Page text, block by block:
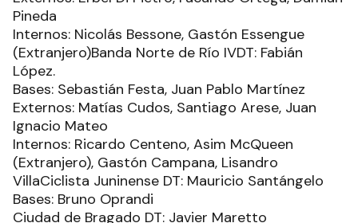
Pineda
Internos: Nicolás Bessone, Gastón Essengue
(Extranjero)Banda Norte de Río IVDT: Fabián
López.
Bases: Sebastián Festa, Juan Pablo Martínez
Externos: Matías Cudos, Santiago Arese, Juan
Ignacio Mateo
Internos: Ricardo Centeno, Asim McQueen
(Extranjero), Gastón Campana, Lisandro
VillaCiclista Juninense DT: Mauricio Santángelo
Bases: Bruno Oprandi
Ciudad de Bragado DT: Javier Maretto